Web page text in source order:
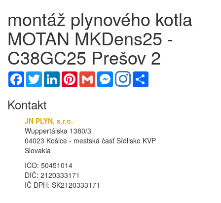
montáž plynového kotla
MOTAN MKDens25 -
C38GC25 Prešov 2
Facebook
TwitterLinkedInPinterestGmail Messenger
Kontakt
JN PLYN, s.r.o.
Wuppertálska 1380/3
04023 Košice - mestská časť Sídlisko KVP
Slovakia
IČO: 50451014
DIČ: 2120333171
IČ DPH: SK2120333171